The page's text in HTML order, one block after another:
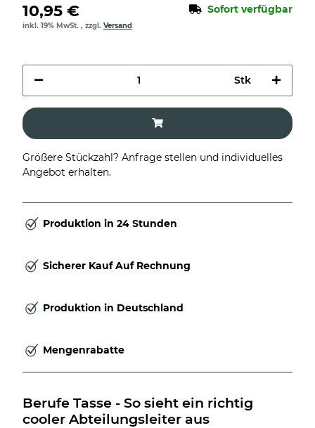
10,95 € Sofort verfügbar
inkl. 19% MwSt. , zzgl. Versand
Stk
Größere Stückzahl? Anfrage stellen und individuelles
Angebot erhalten.
Produktion in 24 Stunden
Sicherer Kauf Auf Rechnung
Produktion in Deutschland
Mengenrabatte
Berufe Tasse - So sieht ein richtig
cooler Abteilungsleiter aus